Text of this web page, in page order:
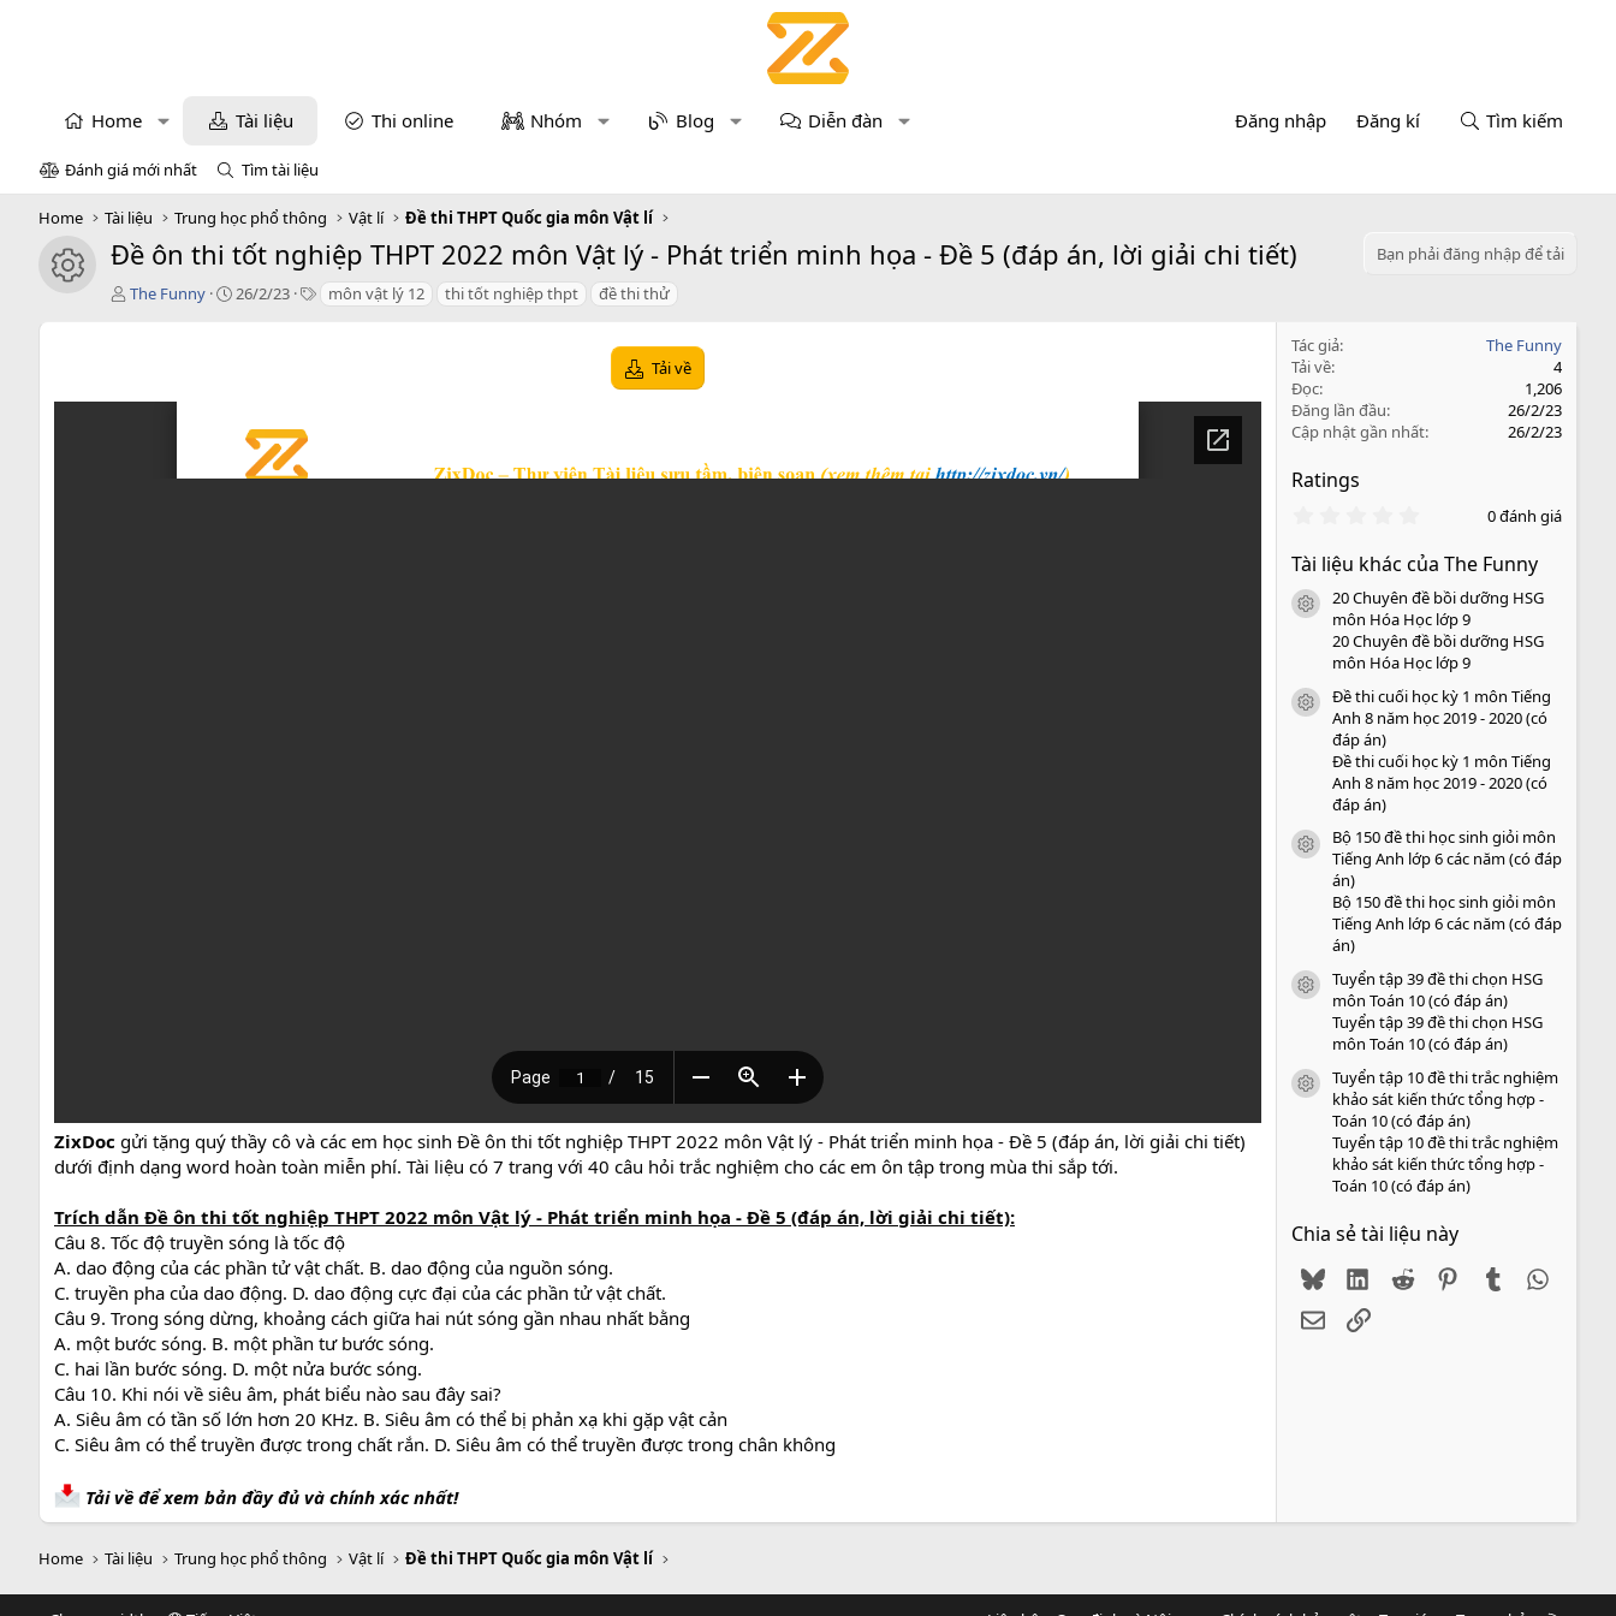
Home Tài liệu Thi online Nhóm Blog Diễn đàn Đăng nhập Đăng kí Tìm kiếm
Đánh giá mới nhất Tìm tài liệu
Home Tài liệu Trung học phổ thông Vật lí Đề thi THPT Quốc gia môn Vật lí
icon tài liệu
Đề ôn thi tốt nghiệp THPT 2022 môn Vật lý - Phát triển minh họa - Đề 5 (đáp án, lời giải chi tiết)
Bạn phải đăng nhập để tải
T
ả
The Funny
C
26/2/23
T môn vật lý 12 thi tốt nghiệp thpt đề thi thử
Tải về
ZixDoc gửi tặng quý thầy cô và các em học sinh Đề ôn thi tốt nghiệp THPT 2022 môn Vật lý - Phát triển minh họa - Đề 5 (đáp án, lời giải chi tiết)
dưới định dạng word hoàn toàn miễn phí. Tài liệu có 7 trang với 40 câu hỏi trắc nghiệm cho các em ôn tập trong mùa thi sắp tới.
Trích dẫn Đề ôn thi tốt nghiệp THPT 2022 môn Vật lý - Phát triển minh họa - Đề 5 (đáp án, lời giải chi tiết):
Câu 8. Tốc độ truyền sóng là tốc độ
A. dao động của các phần tử vật chất. B. dao động của nguồn sóng.
C. truyền pha của dao động. D. dao động cực đại của các phần tử vật chất.
Câu 9. Trong sóng dừng, khoảng cách giữa hai nút sóng gần nhau nhất bằng
A. một bước sóng. B. một phần tư bước sóng.
C. hai lần bước sóng. D. một nửa bước sóng.
Câu 10. Khi nói về siêu âm, phát biểu nào sau đây sai?
A. Siêu âm có tần số lớn hơn 20 KHz. B. Siêu âm có thể bị phản xạ khi gặp vật cản
C. Siêu âm có thể truyền được trong chất rắn. D. Siêu âm có thể truyền được trong chân không
Tải về để xem bản đầy đủ và chính xác nhất!
Tác giả
The Funny
Tải về
4
Đọc
1,206
Đăng lần đầu
26/2/23
Cập nhật gần nhất
26/2/23
Ratings
0
0
s
a
o
0 đánh giá
Tài liệu khác của The Funny
icon tài liệu
20 Chuyên đề bồi dưỡng HSG
môn Hóa Học lớp 9
20 Chuyên đề bồi dưỡng HSG
môn Hóa Học lớp 9
icon tài liệu
Đề thi cuối học kỳ 1 môn Tiếng
Anh 8 năm học 2019 - 2020 (có
đáp án)
Đề thi cuối học kỳ 1 môn Tiếng
Anh 8 năm học 2019 - 2020 (có
đáp án)
icon tài liệu
Bộ 150 đề thi học sinh giỏi môn
Tiếng Anh lớp 6 các năm (có đáp
án)
Bộ 150 đề thi học sinh giỏi môn
Tiếng Anh lớp 6 các năm (có đáp
án)
icon tài liệu
Tuyển tập 39 đề thi chọn HSG
môn Toán 10 (có đáp án)
Tuyển tập 39 đề thi chọn HSG
môn Toán 10 (có đáp án)
icon tài liệu
Tuyển tập 10 đề thi trắc nghiệm
khảo sát kiến thức tổng hợp -
Toán 10 (có đáp án)
Tuyển tập 10 đề thi trắc nghiệm
khảo sát kiến thức tổng hợp -
Toán 10 (có đáp án)
Chia sẻ tài liệu này
BlueskyLinkedIn
Reddit PinterestTumblr
EmailLink
Home Tài liệu Trung học phổ thông Vật lí Đề thi THPT Quốc gia môn Vật lí